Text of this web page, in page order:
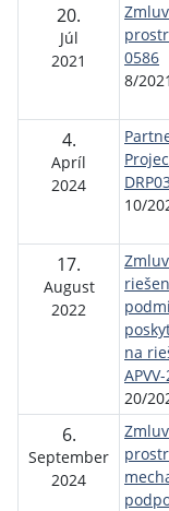
20.
Júl
2021
0586
8/2021
4.
Apríl
2024
10/
17.
August
2022
na
20/
6.
September
2024